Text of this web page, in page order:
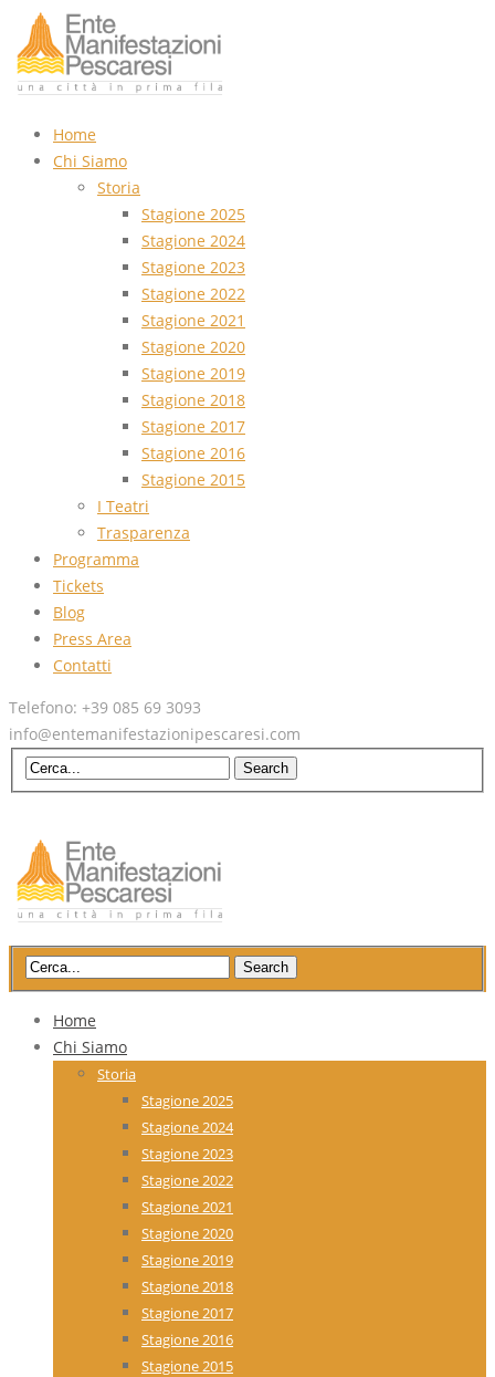
Home
Chi Siamo
Storia
Stagione 2025
Stagione 2024
Stagione 2023
Stagione 2022
Stagione 2021
Stagione 2020
Stagione 2019
Stagione 2018
Stagione 2017
Stagione 2016
Stagione 2015
I Teatri
Trasparenza
Programma
Tickets
Blog
Press Area
Contatti
Telefono: +39 085 69 3093
info@entemanifestazionipescaresi.com
Home
Chi Siamo
Storia
Stagione 2025
Stagione 2024
Stagione 2023
Stagione 2022
Stagione 2021
Stagione 2020
Stagione 2019
Stagione 2018
Stagione 2017
Stagione 2016
Stagione 2015